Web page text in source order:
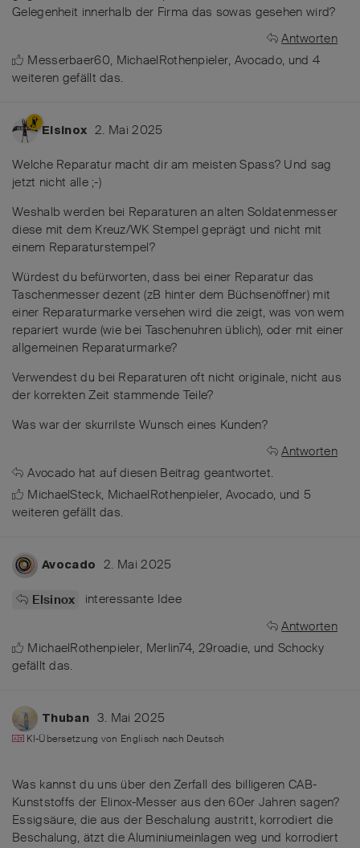
Gelegenheit innerhalb der Firma das sowas gesehen wird?
Antworten
Messerbaer60, MichaelRothenpieler, Avocado, und 4
weiteren gefällt das.
Elsinox 2. Mai 2025
Welche Reparatur macht dir am meisten Spass? Und sag
jetzt nicht alle ;-)
Weshalb werden bei Reparaturen an alten Soldatenmesser
diese mit dem Kreuz/WK Stempel geprägt und nicht mit
einem Reparaturstempel?
Würdest du befürworten, dass bei einer Reparatur das
Taschenmesser dezent (zB hinter dem Büchsenöffner) mit
einer Reparaturmarke versehen wird die zeigt, was von wem
repariert wurde (wie bei Taschenuhren üblich), oder mit einer
allgemeinen Reparaturmarke?
Verwendest du bei Reparaturen oft nicht originale, nicht aus
der korrekten Zeit stammende Teile?
Was war der skurrilste Wunsch eines Kunden?
Antworten
Avocado hat auf diesen Beitrag geantwortet.
MichaelSteck, MichaelRothenpieler, Avocado, und 5
weiteren gefällt das.
Avocado 2. Mai 2025
Elsinox
interessante Idee
Antworten
MichaelRothenpieler, Merlin74, 29roadie, und Schocky
gefällt das.
Thuban 3. Mai 2025
KI-Übersetzung von Englisch nach Deutsch
Was kannst du uns über den Zerfall des billigeren CAB-
Kunststoffs der Elinox-Messer aus den 60er Jahren sagen?
Essigsäure, die aus der Beschalung austritt, korrodiert die
Beschalung, ätzt die Aluminiumeinlagen weg und korrodiert